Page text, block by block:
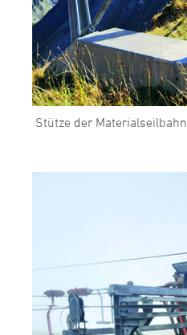
Stütze der Materialseilbahn.